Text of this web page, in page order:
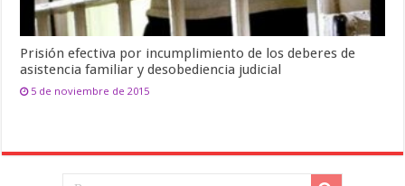
Prisión efectiva por incumplimiento de los deberes de
asistencia familiar y desobediencia judicial
5 de noviembre de 2015